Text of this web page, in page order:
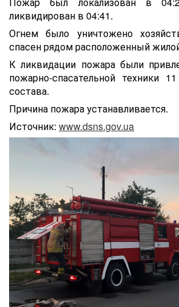
ликвидирован в 04:41.
Огнем было уничтожено
спасен рядом расположенный
К ликвидации пожара были
пожарно-спасательной техники
состава.
Причина пожара устанавливается.
Источник: www.dsns.gov.ua